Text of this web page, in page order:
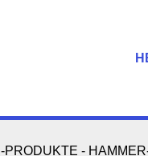
PRODUKTE -